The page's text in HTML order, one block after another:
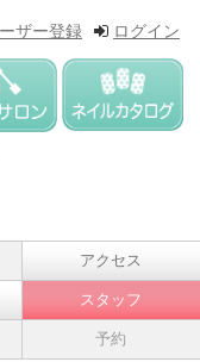
ログイン
ザー登録
アクセス
スタッフ
予約